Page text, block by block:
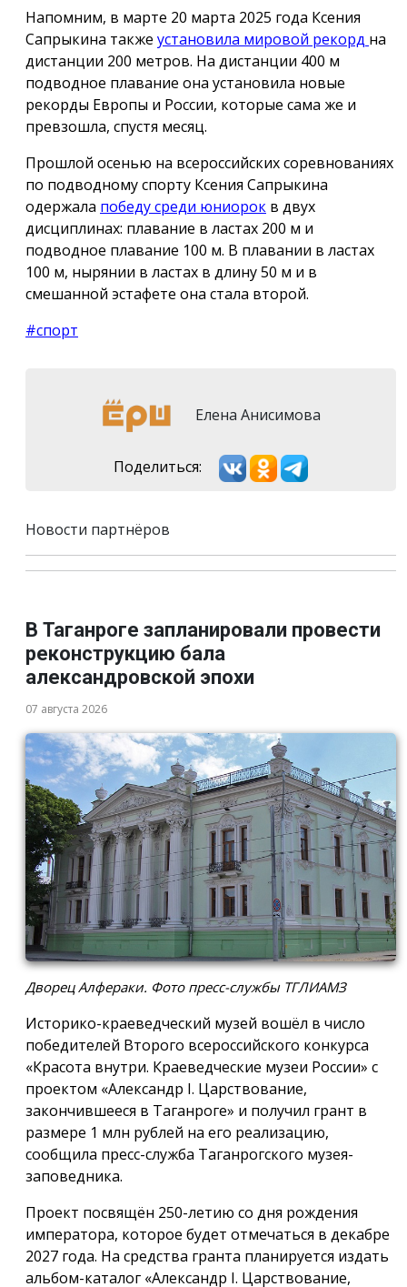
Напомним, в марте 20 марта 2025 года Ксения
Сапрыкина также установила мировой рекорд на
дистанции 200 метров. На дистанции 400 м
подводное плавание она установила новые
рекорды Европы и России, которые сама же и
превзошла, спустя месяц.
Прошлой осенью на всероссийских соревнованиях
по подводному спорту Ксения Сапрыкина
одержала победу среди юниорок в двух
дисциплинах: плавание в ластах 200 м и
подводное плавание 100 м. В плавании в ластах
100 м, нырянии в ластах в длину 50 м и в
смешанной эстафете она стала второй.
#спорт
Елена Анисимова
Поделиться:
Новости партнёров
В Таганроге запланировали провести
реконструкцию бала
александровской эпохи
07 августа 2026
Дворец Алфераки. Фото пресс-службы ТГЛИАМЗ
Историко-краеведческий музей вошёл в число
победителей Второго всероссийского конкурса
«Красота внутри. Краеведческие музеи России» с
проектом «Александр I. Царствование,
закончившееся в Таганроге» и получил грант в
размере 1 млн рублей на его реализацию,
сообщила пресс-служба Таганрогского музея-
заповедника.
Проект посвящён 250-летию со дня рождения
императора, которое будет отмечаться в декабре
2027 года. На средства гранта планируется издать
альбом-каталог «Александр I. Царствование,